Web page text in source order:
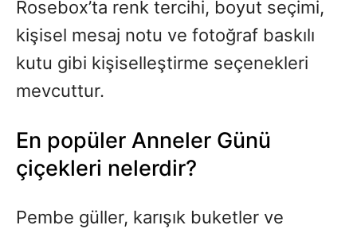
Rosebox’ta renk tercihi, boyut seçimi,
kişisel mesaj notu ve fotoğraf baskılı
kutu gibi kişiselleştirme seçenekleri
mevcuttur.
En popüler Anneler Günü
çiçekleri nelerdir?
Pembe güller, karışık buketler ve